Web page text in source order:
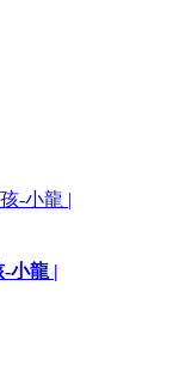
小龍 |